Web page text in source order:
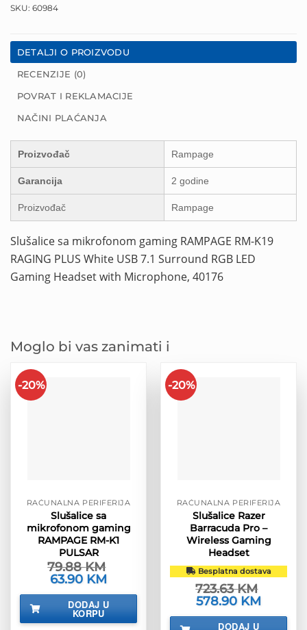
SKU: 60984
DETALJI O PROIZVODU
RECENZIJE (0)
POVRAT I REKLAMACIJE
NAČINI PLAĆANJA
Proizvođač Rampage
Garancija 2 godine
Proizvođač Rampage
Slušalice sa mikrofonom gaming RAMPAGE RM-K19
RAGING PLUS White USB 7.1 Surround RGB LED
Gaming Headset with Microphone, 40176
Moglo bi vas zanimati i
-20%
RAČUNALNA PERIFERIJA
Slušalice sa
mikrofonom gaming
RAMPAGE RM-K1
PULSAR
79.88KM
Izvorna
cijena
bila
79.88 KM.
63.90 KM
je:
63.90 KM.
DODAJ U
KORPU
-20%
RAČUNALNA PERIFERIJA
Slušalice Razer
Barracuda Pro –
Wireless Gaming
Headset
Besplatna dostava
723.63KM
Izvorna
cijena
bila
578.90 KM
je:
DODAJ U